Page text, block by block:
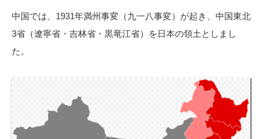
中国では、1931年満州事変（九一八事変）が起き、中国東北
3省（遼寧省・吉林省・黒竜江省）を日本の領土としまし
た。